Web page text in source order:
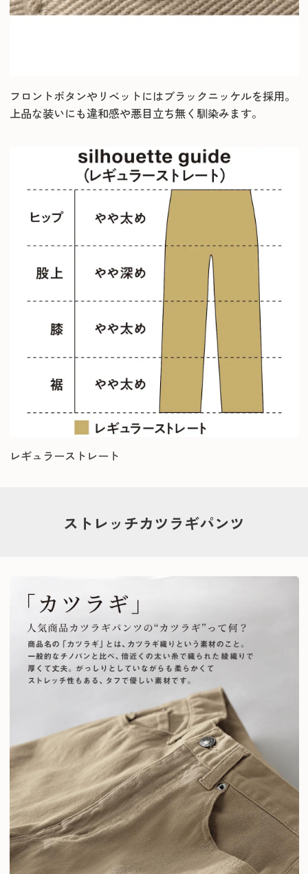
フロントボタンやリベットにはブラックニッケルを採用。
上品な装いにも違和感や悪目立ち無く馴染みます。
レギュラーストレート
ストレッチカツラギパンツ